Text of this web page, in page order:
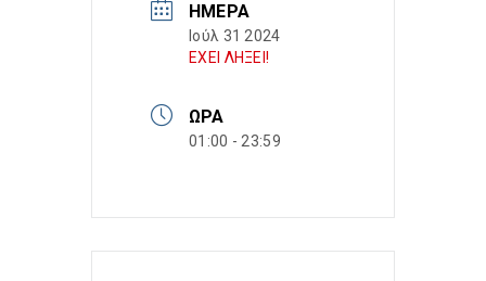
ΗΜΈΡΑ
Ιούλ 31 2024
ΕΧΕΙ ΛΗΞΕΙ!
ΏΡΑ
01:00 - 23:59